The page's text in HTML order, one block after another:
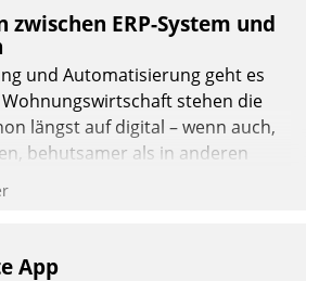
Berliner Datatrain GmbH den
digitalisiert.
zwischen ERP-System und
und Automatisierung geht es
stehen die
längst auf digital – wenn auch,
behutsamer als in anderen
App